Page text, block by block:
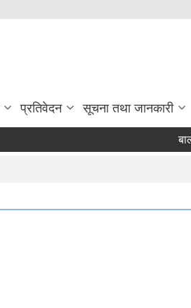
प्रतिवेदन सूचना तथा जानकारी